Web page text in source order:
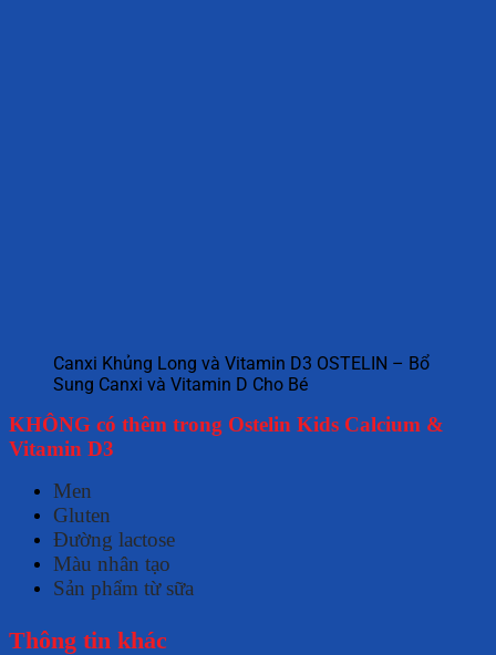
Canxi Khủng Long và Vitamin D3 OSTELIN – Bổ
Sung Canxi và Vitamin D Cho Bé
KHÔNG có thêm trong Ostelin Kids Calcium &
Vitamin D3
Men
Gluten
Đường lactose
Màu nhân tạo
Sản phẩm từ sữa
Thông tin khác